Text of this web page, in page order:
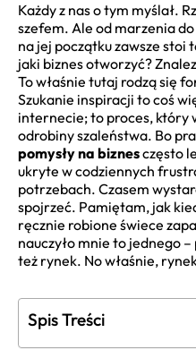
Każdy z nas o tym myślał.
szefem. Ale od marzenia
na jej początku zawsze stoi
jaki biznes otworzyć?
To właśnie tutaj rodzą się
Szukanie inspiracji to coś
internecie; to proces, który
odrobiny szaleństwa. Bo
pomysły na biznesczęsto
ukryte w codziennych
potrzebach. Czasem
spojrzeć. Pamiętam, jak
ręcznie robione świece
nauczyło mnie to jednego
też rynek. No właśnie,
Spis Treści